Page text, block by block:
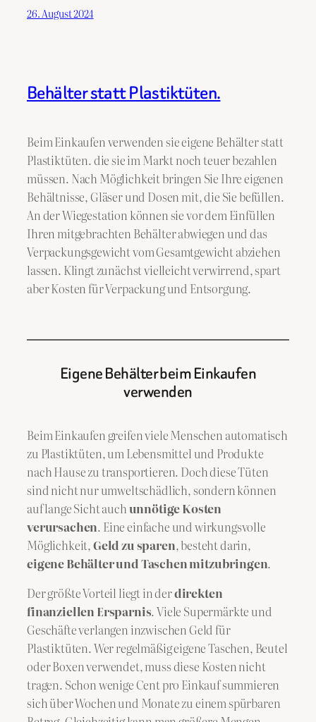
26. August 2024
Behälter statt Plastiktüten.
Beim Einkaufen verwenden sie eigene Behälter statt
Plastiktüten. die sie im Markt noch teuer bezahlen
müssen. Nach Möglichkeit bringen Sie Ihre eigenen
Behältnisse, Gläser und Dosen mit, die Sie befüllen.
An der Wiegestation können sie vor dem Einfüllen
Ihren mitgebrachten Behälter abwiegen und das
Verpackungsgewicht vom Gesamtgewicht abziehen
lassen. Klingt zunächst vielleicht verwirrend, spart
aber Kosten für Verpackung und Entsorgung.
Eigene Behälter beim Einkaufen
verwenden
Beim Einkaufen greifen viele Menschen automatisch
zu Plastiktüten, um Lebensmittel und Produkte
nach Hause zu transportieren. Doch diese Tüten
sind nicht nur umweltschädlich, sondern können
auf lange Sicht auchunnötige Kosten
verursachen. Eine einfache und wirkungsvolle
Möglichkeit,Geld zu sparen, besteht darin,
eigene Behälter und Taschen mitzubringen.
Der größte Vorteil liegt in derdirekten
finanziellen Ersparnis. Viele Supermärkte und
Geschäfte verlangen inzwischen Geld für
Plastiktüten. Wer regelmäßig eigene Taschen, Beutel
oder Boxen verwendet, muss diese Kosten nicht
tragen. Schon wenige Cent pro Einkauf summieren
sich über Wochen und Monate zu einem spürbaren